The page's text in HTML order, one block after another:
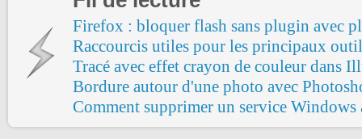
Firefox : bloquer flash sans plugin avec
Raccourcis utiles pour les principaux
Tracé avec effet crayon de couleur dans
Bordure autour d'une photo avec
Comment supprimer un service Windows